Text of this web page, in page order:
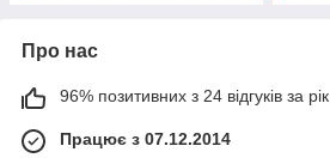
Про нас
96% позитивних з 24 відгуків за рік
Працює з 07.12.2014